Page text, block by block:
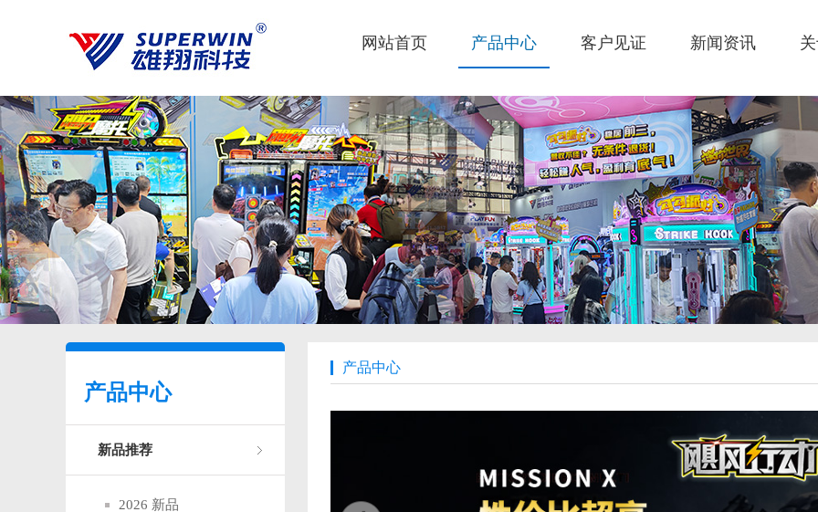
网站首页 产品中心 客户见证 新闻资讯
产品中心
新品推荐
2026 新品
产品中心